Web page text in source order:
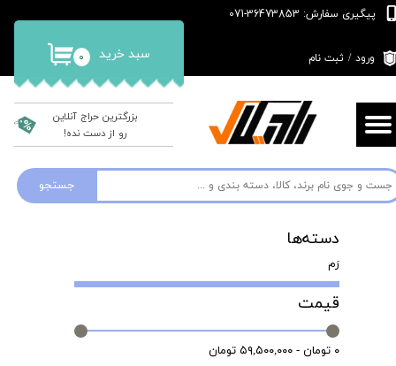
جستجو
پیگیری سفارش: 36473853-071
۰ سبد خرید ورود / ثبت نام
تغییر گذر واژه
سفارشات
بزرگترین حراج آنلاین
رو از دست نده!
دسته‌ها
رَم
قیمت
۰ تومان - ۵۹,۵۰۰,۰۰۰ تومان